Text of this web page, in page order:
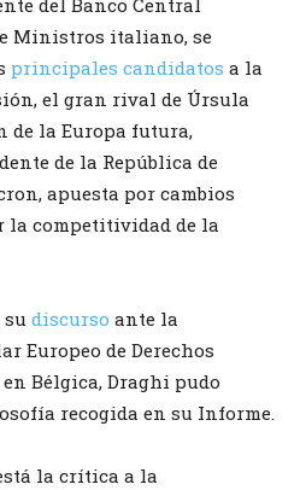
del Banco Central
Ministros italiano, se
principales candidatos a la
el gran rival de Úrsula
de la Europa futura,
de la República de
apuesta por cambios
la competitividad de la
sudiscurso ante la
Europeo de Derechos
Bélgica, Draghi pudo
recogida en su Informe.
la crítica a la